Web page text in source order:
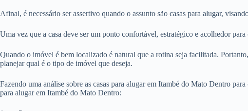
Afinal, é necessário ser assertivo quando o assunto são casas para alugar,
Uma vez que a casa deve ser um ponto confortável, estratégico e acolhedor
Quando o imóvel é bem localizado é natural que a rotina seja facilitada.
planejar qual é o tipo de imóvel que deseja.
Fazendo uma análise sobre as casas para alugar em Itambé do Mato Dentro
para alugar em Itambé do Mato Dentro: